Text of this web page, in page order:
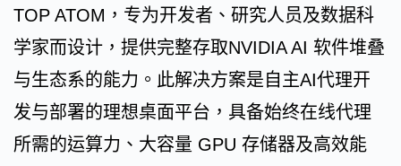
TOP ATOM，专为开发者、研究人员及数据科
学家而设计，提供完整存取NVIDIA AI 软件堆叠
与生态系的能力。此解决方案是自主AI代理开
发与部署的理想桌面平台，具备始终在线代理
所需的运算力、大容量 GPU 存储器及高效能